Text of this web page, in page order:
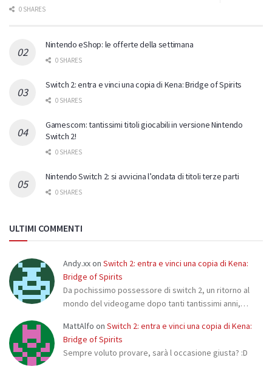
0 SHARES
Nintendo eShop: le offerte della settimana
0 SHARES
Switch 2: entra e vinci una copia di Kena: Bridge of Spirits
0 SHARES
Gamescom: tantissimi titoli giocabili in versione Nintendo
Switch 2!
0 SHARES
Nintendo Switch 2: si avvicina l’ondata di titoli terze parti
0 SHARES
ULTIMI COMMENTI
Andy.xxon Switch 2: entra e vinci una copia di Kena:
Bridge of Spirits
Da pochissimo possessore di switch 2, un ritorno al
mondo del videogame dopo tanti tantissimi anni,…
MattAlfo on Switch 2: entra e vinci una copia di Kena:
Bridge of Spirits
Sempre voluto provare, sarà l occasione giusta? :D